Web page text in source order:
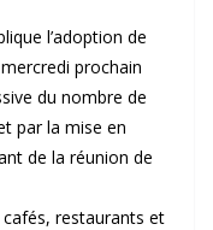
l’adoption de
prochain
du nombre de
par la mise en
de la réunion de
restaurants et